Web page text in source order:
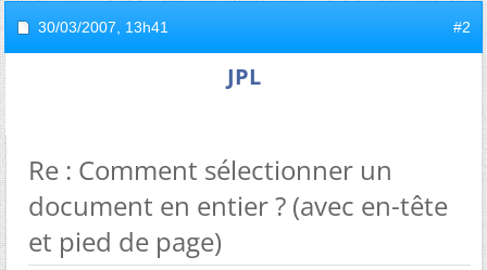
30/03/2007, 13h41 #2
JPL
Re : Comment sélectionner un
document en entier ? (avec en-tête
et pied de page)